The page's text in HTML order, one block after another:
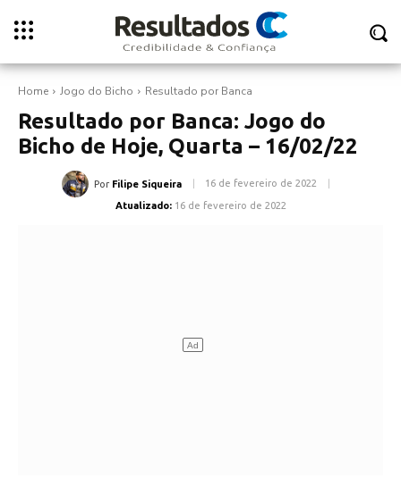
Home Jogo do Bicho Resultado por Banca
Resultado por Banca: Jogo do
Bicho de Hoje, Quarta – 16/02/22
Por Filipe Siqueira 16 de fevereiro de 2022
Atualizado: 16 de fevereiro de 2022